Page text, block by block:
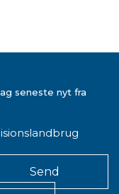
TIL T7 OG TSC7
seneste nyt fra